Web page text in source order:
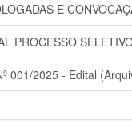
E
PROCESSO
001/2025 - Edital